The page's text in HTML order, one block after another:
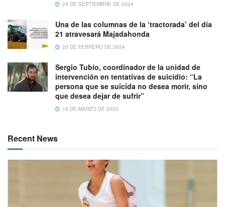
29 DE SEPTIEMBRE DE 2024
Una de las columnas de la ‘tractorada’ del día
21 atravesará Majadahonda
20 DE FEBRERO DE 2024
Sergio Tubío, coordinador de la unidad de
intervención en tentativas de suicidio: “La
persona que se suicida no desea morir, sino
que desea dejar de sufrir”
18 DE MARZO DE 2023
Recent News